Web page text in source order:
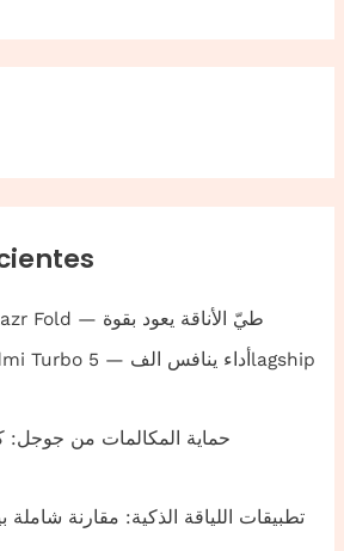
مراجعة Motorola Razr Fold — طيّ الأناقة يعود بقوة
حماية المكالمات من
تطبيقات اللياقة الذكية: مقارنة شاملة